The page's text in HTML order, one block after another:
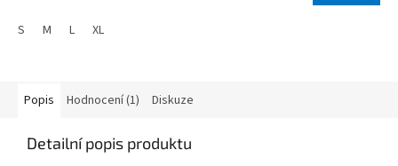
S M L XL
Popis Hodnocení (1) Diskuze
Detailní popis produktu